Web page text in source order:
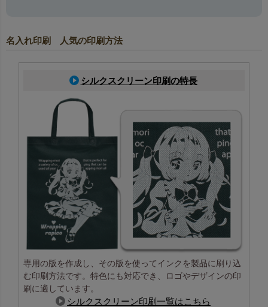
名入れ印刷 人気の印刷方法
シルクスクリーン印刷の特長
専用の版を作成し、その版を使ってインクを製品に刷り込
む印刷方法です。特色にも対応でき、ロゴやデザインの印
刷に適しています。
シルクスクリーン印刷一覧はこちら